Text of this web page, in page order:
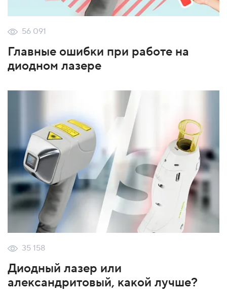
56 091
Главные ошибки при работе на
диодном лазере
35 158
Диодный лазер или
александритовый, какой лучше?